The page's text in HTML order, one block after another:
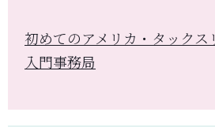
初めてのアメリカ・タックス
入門事務局